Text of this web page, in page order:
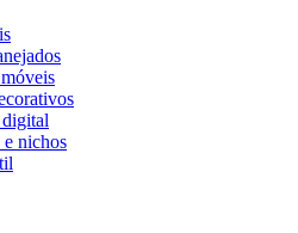
digital
e nichos